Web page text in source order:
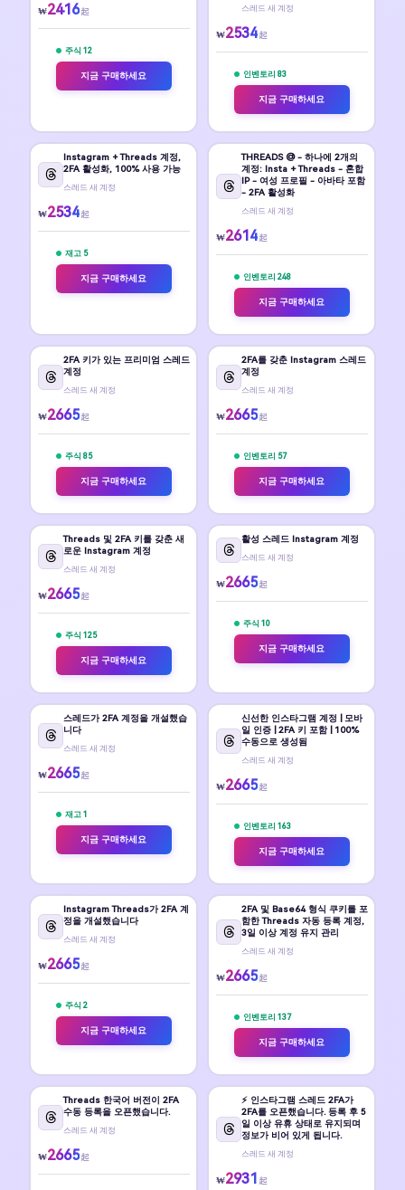
₩2416 起
주식 12
지금 구매하세요
스레드 새 계정
₩2534 起
인벤토리 83
지금 구매하세요
Instagram + Threads 계정,
2FA 활성화, 100% 사용 가능
스레드 새 계정
₩2534 起
재고 5
지금 구매하세요
THREADS @ - 하나에 2개의
계정: Insta + Threads - 혼합
IP - 여성 프로필 - 아바타 포함
- 2FA 활성화
스레드 새 계정
₩2614 起
인벤토리 248
지금 구매하세요
2FA 키가 있는 프리미엄 스레드
계정
스레드 새 계정
₩2665 起
주식 85
지금 구매하세요
2FA를 갖춘 Instagram 스레드
계정
스레드 새 계정
₩2665 起
인벤토리 57
지금 구매하세요
Threads 및 2FA 키를 갖춘 새
로운 Instagram 계정
스레드 새 계정
₩2665 起
주식 125
지금 구매하세요
활성 스레드 Instagram 계정
스레드 새 계정
₩2665 起
주식 10
지금 구매하세요
스레드가 2FA 계정을 개설했습
니다
스레드 새 계정
₩2665 起
재고 1
지금 구매하세요
신선한 인스타그램 계정 | 모바
일 인증 | 2FA 키 포함 | 100%
수동으로 생성됨
스레드 새 계정
₩2665 起
인벤토리 163
지금 구매하세요
Instagram Threads가 2FA 계
정을 개설했습니다
스레드 새 계정
₩2665 起
주식 2
지금 구매하세요
2FA 및 Base64 형식 쿠키를 포
함한 Threads 자동 등록 계정,
3일 이상 계정 유지 관리
스레드 새 계정
₩2665 起
인벤토리 137
지금 구매하세요
Threads 한국어 버전이 2FA
수동 등록을 오픈했습니다.
스레드 새 계정
₩2665 起
⚡️ 인스타그램 스레드 2FA가
2FA를 오픈했습니다. 등록 후 5
일 이상 유휴 상태로 유지되며
정보가 비어 있게 됩니다.
스레드 새 계정
₩2931 起